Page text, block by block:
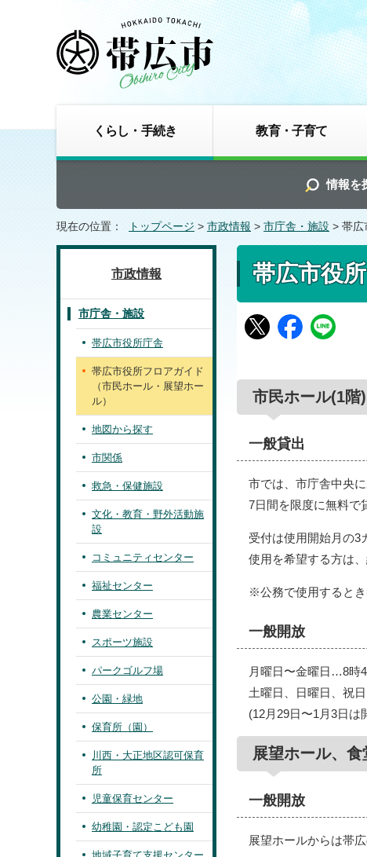
くらし・手続き 教育・子育て
情報を
現在の位置： トップページ > 市政情報 > 市庁舎・施設 > 帯広
帯広市役
市民ホール(1階)
一般貸出
市では、市庁舎中央
7日間を限度に無料で
受付は使用開始月の3
使用を希望する方は
※公務で使用するとき
一般開放
月曜日〜金曜日…8時
土曜日、日曜日、祝
(12月29日〜1月3日は
展望ホール、
一般開放
展望ホールからは帯
市政情報
市庁舎・施設
帯広市役所庁舎
帯広市役所フロアガイド
（市民ホール・展望ホー
ル）
地図から探す
市関係
救急・保健施設
文化・教育・野外活動施
設
コミュニティセンター
福祉センター
農業センター
スポーツ施設
パークゴルフ場
公園・緑地
保育所（園）
川西・大正地区認可保育
所
児童保育センター
幼稚園・認定こども園